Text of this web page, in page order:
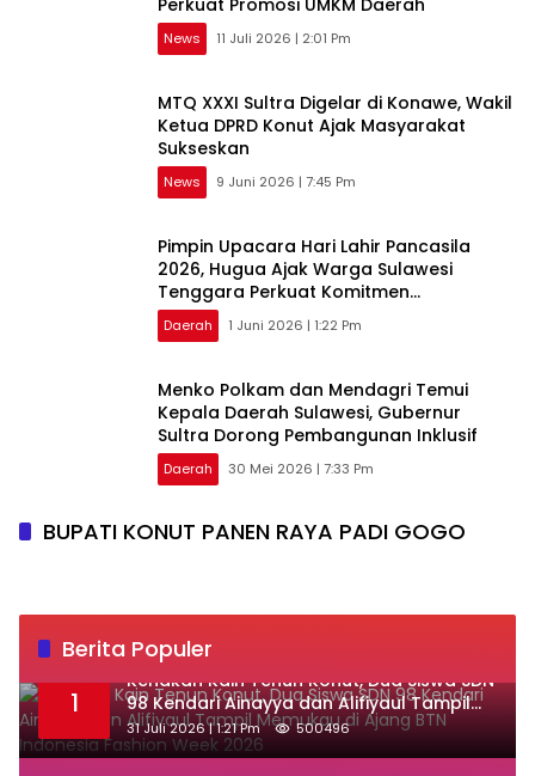
Perkuat Promosi UMKM Daerah
News 11 Juli 2026 | 2:01 Pm
MTQ XXXI Sultra Digelar di Konawe, Wakil
Ketua DPRD Konut Ajak Masyarakat
Sukseskan
News 9 Juni 2026 | 7:45 Pm
Pimpin Upacara Hari Lahir Pancasila
2026, Hugua Ajak Warga Sulawesi
Tenggara Perkuat Komitmen
Kebangsaan
Daerah 1 Juni 2026 | 1:22 Pm
Menko Polkam dan Mendagri Temui
Kepala Daerah Sulawesi, Gubernur
Sultra Dorong Pembangunan Inklusif
Daerah 30 Mei 2026 | 7:33 Pm
BUPATI KONUT PANEN RAYA PADI GOGO
Berita Populer
1
‎Kenakan Kain Tenun Konut, Dua Siswa SDN
98 Kendari Ainayya dan Alifiyaul Tampil
Memukau di Ajang BTN Indonesia Fashion
Week 2026
31 Juli 2026 | 1:21 Pm 500496